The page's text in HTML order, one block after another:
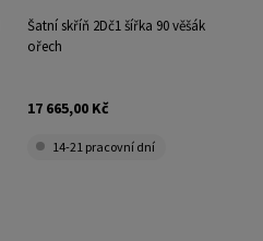
Šatní skříň 2Dč1 šířka 90 věšák
ořech
17 665,00 Kč
14-21 pracovní dní